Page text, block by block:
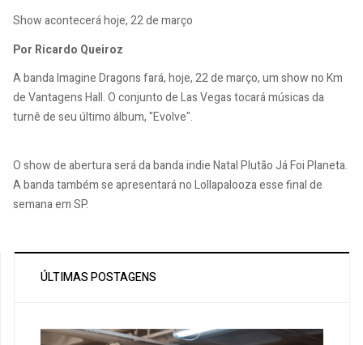
Show acontecerá hoje, 22 de março
Por Ricardo Queiroz
A banda Imagine Dragons fará, hoje, 22 de março, um show no Km
de Vantagens Hall. O conjunto de Las Vegas tocará músicas da
turnê de seu último álbum, "Evolve".
O show de abertura será da banda indie Natal Plutão Já Foi Planeta.
A banda também se apresentará no Lollapalooza esse final de
semana em SP.
ÚLTIMAS POSTAGENS